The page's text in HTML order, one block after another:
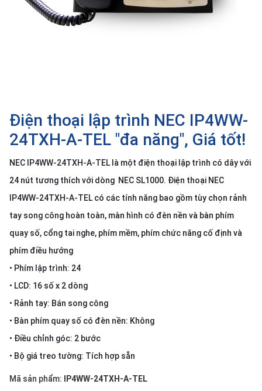
Điện thoại lập trình NEC IP4WW-
24TXH-A-TEL "đa năng", Giá tốt!
NEC IP4WW-24TXH-A-TEL là một điện thoại lập trình có dây với
24 nút tương thích với dòng NEC SL1000. Điện thoại NEC
IP4WW-24TXH-A-TEL có các tính năng bao gồm tùy chọn rảnh
tay song công hoàn toàn, màn hình có đèn nền và bàn phím
quay số, cổng tai nghe, phím mềm, phím chức năng cố định và
phím điều hướng
• Phím lập trình: 24
• LCD: 16 số x 2 dòng
• Rảnh tay: Bán song công
• Bàn phím quay số có đèn nền: Không
• Điều chỉnh góc: 2 bước
• Bộ giá treo tường: Tích hợp sẵn
Mã sản phẩm: IP4WW-24TXH-A-TEL
pháp
Dịch
vụ
Hỗ
Tin
hệ
Giới
thiệu
Tiếng